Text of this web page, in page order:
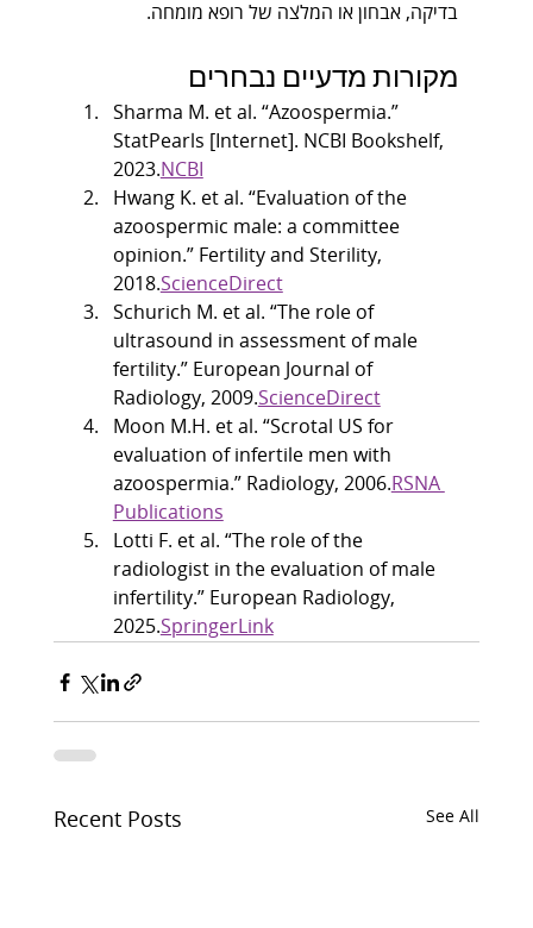
בדיקה, אבחון או המלצה של רופא מומחה.
מקורות מדעיים נבחרים
Sharma M. et al. “Azoospermia.”
StatPearls [Internet]. NCBI Bookshelf,
2023.NCBI
Hwang K. et al. “Evaluation of the
azoospermic male: a committee
opinion.” Fertility and Sterility,
2018.ScienceDirect
Schurich M. et al. “The role of
ultrasound in assessment of male
fertility.” European Journal of
Radiology, 2009.ScienceDirect
Moon M.H. et al. “Scrotal US for
evaluation of infertile men with
azoospermia.” Radiology, 2006.RSNA
Publications
Lotti F. et al. “The role of the
radiologist in the evaluation of male
infertility.” European Radiology,
2025.SpringerLink
Recent Posts See All